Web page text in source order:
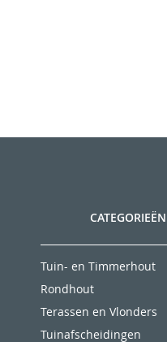
CATEGORIEËN
Tuin- en Timmerhout
Rondhout
Terassen en Vlonders
Tuinafscheidingen